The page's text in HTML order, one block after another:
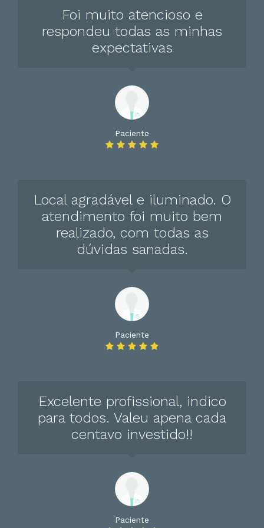
Foi muito atencioso e
respondeu todas as minhas
expectativas
Paciente
Local agradável e iluminado. O
atendimento foi muito bem
realizado, com todas as
dúvidas sanadas.
Paciente
Excelente profissional, indico
para todos. Valeu apena cada
centavo investido!!
Paciente